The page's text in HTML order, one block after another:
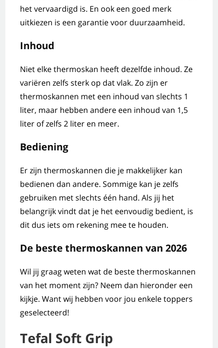
het vervaardigd is. En ook een goed merk
uitkiezen is een garantie voor duurzaamheid.
Inhoud
Niet elke thermoskan heeft dezelfde inhoud. Ze
variëren zelfs sterk op dat vlak. Zo zijn er
thermoskannen met een inhoud van slechts 1
liter, maar hebben andere een inhoud van 1,5
liter of zelfs 2 liter en meer.
Bediening
Er zijn thermoskannen die je makkelijker kan
bedienen dan andere. Sommige kan je zelfs
gebruiken met slechts één hand. Als jij het
belangrijk vindt dat je het eenvoudig bedient, is
dit dus iets om rekening mee te houden.
De beste thermoskannen van 2026
Wil jij graag weten wat de beste thermoskannen
van het moment zijn? Neem dan hieronder een
kijkje. Want wij hebben voor jou enkele toppers
geselecteerd!
Tefal Soft Grip